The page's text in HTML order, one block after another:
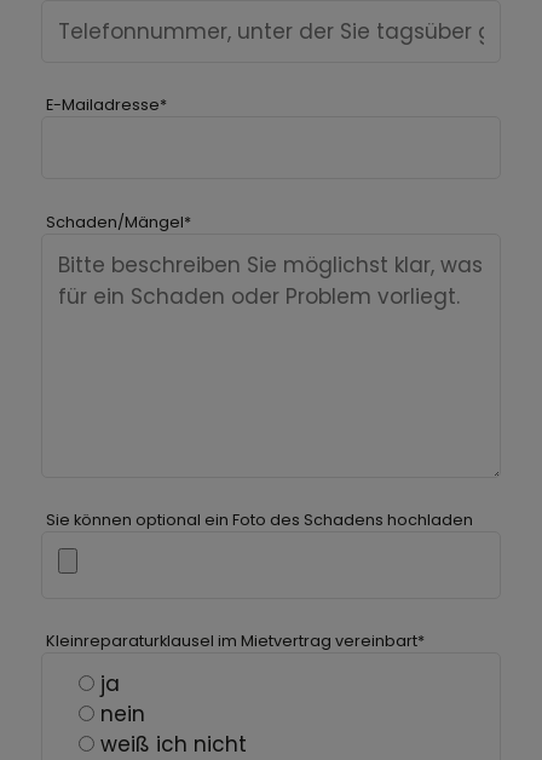
E-Mailadresse*
Schaden/Mängel*
Sie können optional ein Foto des Schadens hochladen
Kleinreparaturklausel im Mietvertrag vereinbart*
ja
nein
weiß ich nicht